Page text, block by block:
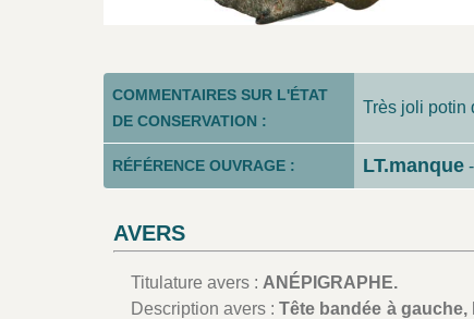
COMMENTAIRES SUR L'ÉTAT
DE CONSERVATION :
Très joli potin
RÉFÉRENCE OUVRAGE : LT.manque -
AVERS
Titulature avers : ANÉPIGRAPHE.
Description avers :Tête bandée à